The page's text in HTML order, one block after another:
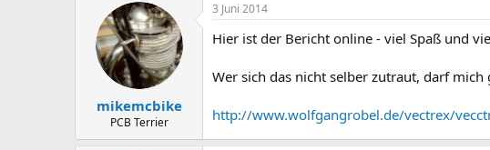
t
e
l
l
a
mikemcbike
PCB Terrier
3 Juni 2014
Hier ist der Bericht online - viel Spaß und
Wer sich das nicht selber zutraut, darf mich
http://www.wolfgangrobel.de/vectrex/